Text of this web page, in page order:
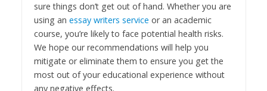
sure things don’t get out of hand. Whether you are
using an essay writers service or an academic
course, you’re likely to face potential health risks.
We hope our recommendations will help you
mitigate or eliminate them to ensure you get the
most out of your educational experience without
any negative effects.